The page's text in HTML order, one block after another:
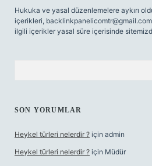
Hukuka ve yasal düzenlemelere aykırı
içerikleri, backlinkpanelicomtr@gmail.com
ilgili içerikler yasal süre içerisinde
SON YORUMLAR
Heykel türleri nelerdir ? için admin
Heykel türleri nelerdir ? için Müdür